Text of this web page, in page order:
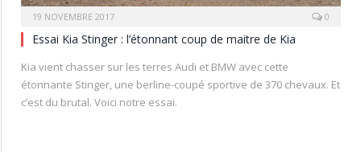
19 NOVEMBRE 2017 0
Essai Kia Stinger : l’étonnant coup de maitre de Kia
Kia vient chasser sur les terres Audi et BMW avec cette
étonnante Stinger, une berline-coupé sportive de 370 chevaux. Et
c’est du brutal. Voici notre essai.